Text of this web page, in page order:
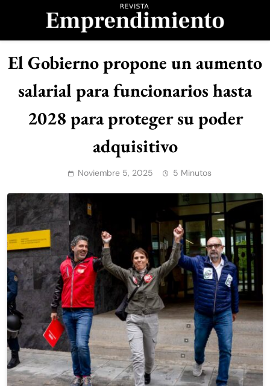
Revista
Emprendimiento
El Gobierno propone un aumento
salarial para funcionarios hasta
2028 para proteger su poder
adquisitivo
Noviembre 5, 2025 5 Minutos